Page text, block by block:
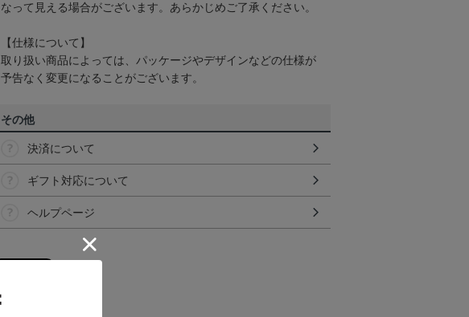
なって見える場合がございます。あらかじめご了承ください。
【仕様について】
取り扱い商品によっては、パッケージやデザインなどの仕様が
予告なく変更になることがございます。
その他
決済について
ギフト対応について
ヘルプページ